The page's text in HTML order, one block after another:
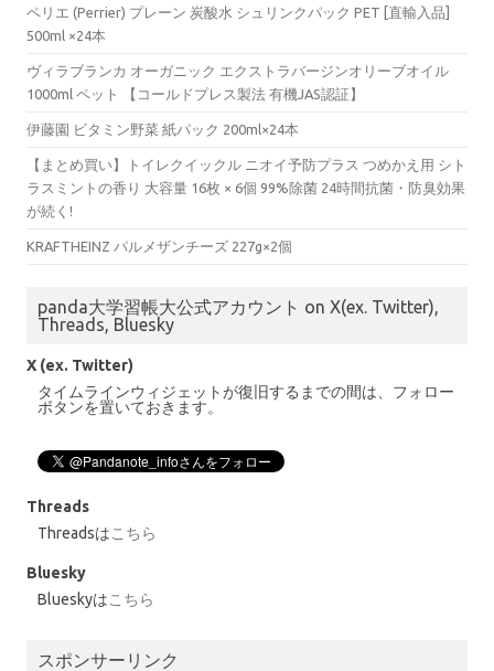
ペリエ (Perrier) プレーン 炭酸水 シュリンクパック PET [直輸入品]
500ml ×24本
ヴィラブランカ オーガニック エクストラバージンオリーブオイル
1000ml ペット 【コールドプレス製法 有機JAS認証】
伊藤園 ビタミン野菜 紙パック 200ml×24本
【まとめ買い】トイレクイックル ニオイ予防プラス つめかえ用 シト
ラスミントの香り 大容量 16枚 × 6個 99%除菌 24時間抗菌・防臭効果
が続く!
KRAFTHEINZ パルメザンチーズ 227g×2個
panda大学習帳大公式アカウント on X(ex. Twitter),
Threads, Bluesky
X (ex. Twitter)
タイムラインウィジェットが復旧するまでの間は、フォロー
ボタンを置いておきます。
Threads
Threadsはこちら
Bluesky
Blueskyはこちら
スポンサーリンク